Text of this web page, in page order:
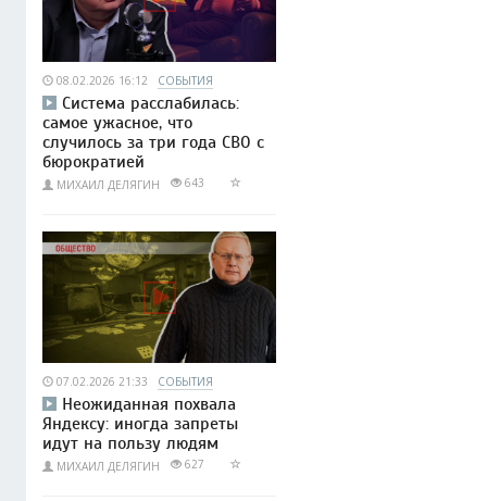
08.02.2026 16:12 СОБЫТИЯ
Система расслабилась:
самое ужасное, что
случилось за три года СВО с
бюрократией
МИХАИЛ ДЕЛЯГИН 643
07.02.2026 21:33 СОБЫТИЯ
Неожиданная похвала
Яндексу: иногда запреты
идут на пользу людям
МИХАИЛ ДЕЛЯГИН 627